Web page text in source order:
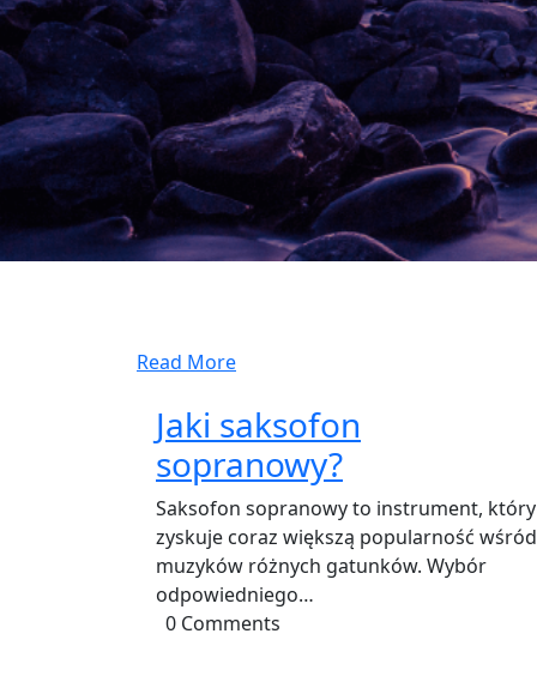
Read More
Jaki saksofon
sopranowy?
Saksofon sopranowy to instrument, który
zyskuje coraz większą popularność wśród
muzyków różnych gatunków. Wybór
odpowiedniego…
0 Comments